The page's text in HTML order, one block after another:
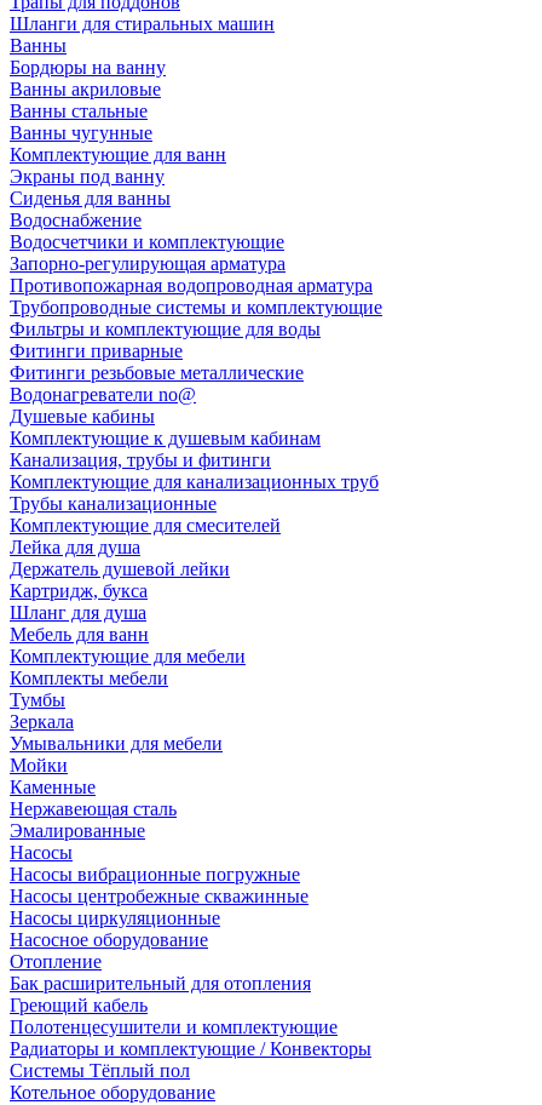
Шланги для стиральных машин
Ванны
Бордюры на ванну
Ванны акриловые
Ванны стальные
Ванны чугунные
Комплектующие для ванн
Экраны под ванну
Сиденья для ванны
Водоснабжение
Водосчетчики и комплектующие
Запорно-регулирующая арматура
Противопожарная водопроводная арматура
Трубопроводные системы и комплектующие
Фильтры и комплектующие для воды
Фитинги приварные
Фитинги резьбовые металлические
Водонагреватели no@
Душевые кабины
Комплектующие к душевым кабинам
Канализация, трубы и фитинги
Комплектующие для канализационных труб
Трубы канализационные
Комплектующие для смесителей
Лейка для душа
Держатель душевой лейки
Картридж, букса
Шланг для душа
Мебель для ванн
Комплектующие для мебели
Комплекты мебели
Тумбы
Зеркала
Умывальники для мебели
Мойки
Каменные
Нержавеющая сталь
Эмалированные
Насосы
Насосы вибрационные погружные
Насосы центробежные скважинные
Насосы циркуляционные
Насосное оборудование
Отопление
Бак расширительный для отопления
Греющий кабель
Полотенцесушители и комплектующие
Радиаторы и комплектующие / Конвекторы
Системы Тёплый пол
Котельное оборудование